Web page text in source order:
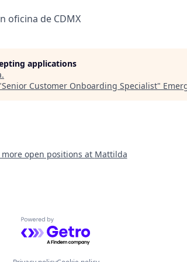
oficina de CDMX
applications
.
Senior Customer Onboarding Specialist"
more open positions at Mattilda
Powered by Getro.com